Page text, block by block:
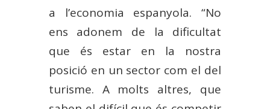
a l’economia espanyola. “No
ens adonem de la dificultat
que és estar en la nostra
posició en un sector com el del
turisme. A molts altres, que